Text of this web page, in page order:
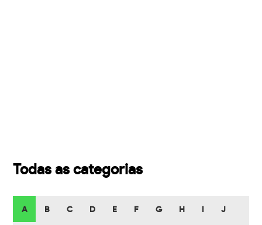
Todas as categorias
A B C D E F G H J